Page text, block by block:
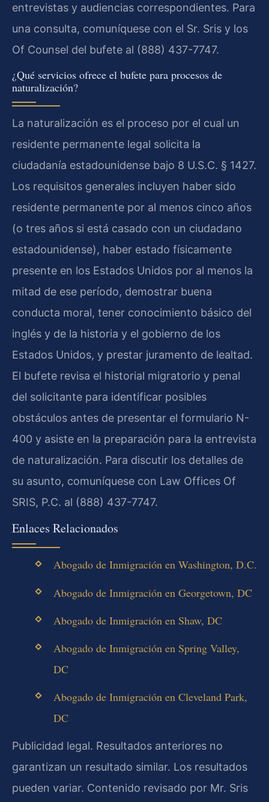
entrevistas y audiencias correspondientes. Para
una consulta, comuníquese con el Sr. Sris y los
Of Counsel del bufete al (888) 437-7747.
¿Qué servicios ofrece el bufete para procesos de
naturalización?
La naturalización es el proceso por el cual un
residente permanente legal solicita la
ciudadanía estadounidense bajo 8 U.S.C. § 1427.
Los requisitos generales incluyen haber sido
residente permanente por al menos cinco años
(o tres años si está casado con un ciudadano
estadounidense), haber estado físicamente
presente en los Estados Unidos por al menos la
mitad de ese período, demostrar buena
conducta moral, tener conocimiento básico del
inglés y de la historia y el gobierno de los
Estados Unidos, y prestar juramento de lealtad.
El bufete revisa el historial migratorio y penal
del solicitante para identificar posibles
obstáculos antes de presentar el formulario N-
400 y asiste en la preparación para la entrevista
de naturalización. Para discutir los detalles de
su asunto, comuníquese con Law Offices Of
SRIS, P.C. al (888) 437-7747.
Enlaces Relacionados
Abogado de Inmigración en Washington, D.C.
Abogado de Inmigración en Georgetown, DC
Abogado de Inmigración en Shaw, DC
Abogado de Inmigración en Spring Valley,
DC
Abogado de Inmigración en Cleveland Park,
DC
Publicidad legal. Resultados anteriores no
garantizan un resultado similar. Los resultados
pueden variar. Contenido revisado por Mr. Sris